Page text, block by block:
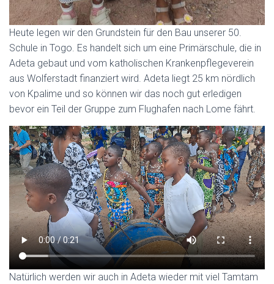
Heute legen wir den Grundstein für den Bau unserer 50.
Schule in Togo. Es handelt sich um eine Primärschule, die in
Adeta gebaut und vom katholischen Krankenpflegeverein
aus Wolferstadt finanziert wird. Adeta liegt 25 km nördlich
von Kpalime und so können wir das noch gut erledigen
bevor ein Teil der Gruppe zum Flughafen nach Lome fährt.
Natürlich werden wir auch in Adeta wieder mit viel Tamtam